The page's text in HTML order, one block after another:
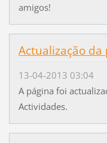
amigos!
Actualização da
13-04-2013 03:04
A página foi
Actividades.